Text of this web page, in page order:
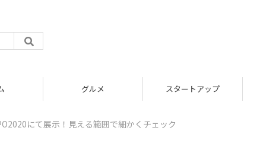
グルメ スタートアップ
にて展示！見える範囲で細かくチェック